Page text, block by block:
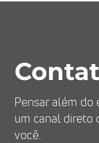
Pensar além do
um canal direto
você.